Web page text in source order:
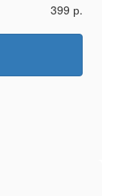
399 р.